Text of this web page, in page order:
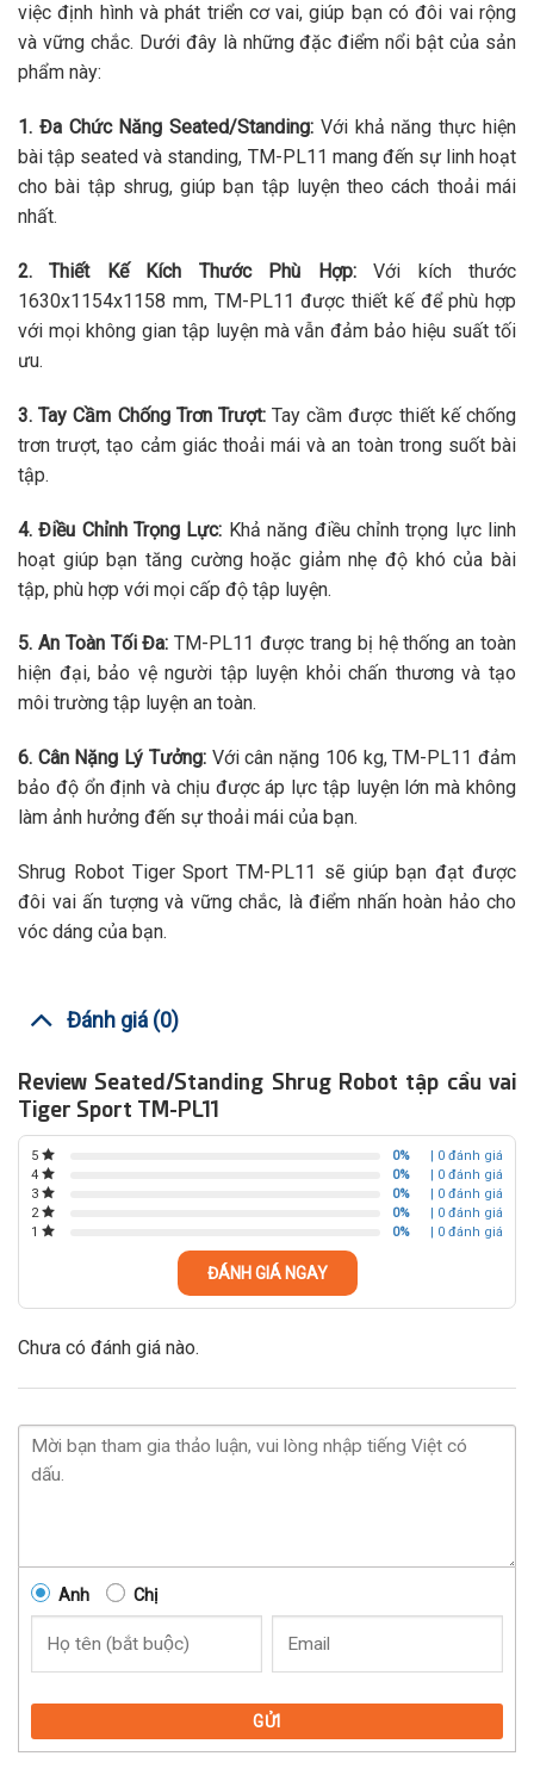
việc định hình và phát triển cơ vai, giúp bạn có đôi vai rộng
và vững chắc. Dưới đây là những đặc điểm nổi bật của sản
phẩm này:
1. Đa Chức Năng Seated/Standing: Với khả năng thực hiện
bài tập seated và standing, TM-PL11 mang đến sự linh hoạt
cho bài tập shrug, giúp bạn tập luyện theo cách thoải mái
nhất.
2. Thiết Kế Kích Thước Phù Hợp:Với kích thước
1630x1154x1158 mm, TM-PL11 được thiết kế để phù hợp
với mọi không gian tập luyện mà vẫn đảm bảo hiệu suất tối
ưu.
3. Tay Cầm Chống Trơn Trượt:Tay cầm được thiết kế chống
trơn trượt, tạo cảm giác thoải mái và an toàn trong suốt bài
tập.
4. Điều Chỉnh Trọng Lực: Khả năng điều chỉnh trọng lực linh
hoạt giúp bạn tăng cường hoặc giảm nhẹ độ khó của bài
tập, phù hợp với mọi cấp độ tập luyện.
5. An Toàn Tối Đa: TM-PL11 được trang bị hệ thống an toàn
hiện đại, bảo vệ người tập luyện khỏi chấn thương và tạo
môi trường tập luyện an toàn.
6. Cân Nặng Lý Tưởng:Với cân nặng 106 kg, TM-PL11 đảm
bảo độ ổn định và chịu được áp lực tập luyện lớn mà không
làm ảnh hưởng đến sự thoải mái của bạn.
Shrug Robot Tiger Sport TM-PL11 sẽ giúp bạn đạt được
đôi vai ấn tượng và vững chắc, là điểm nhấn hoàn hảo cho
vóc dáng của bạn.
Đánh giá (0)
Review Seated/Standing Shrug Robot tập cầu vai
Tiger Sport TM-PL11
5 0%
| 0 đánh giá
4
0%
| 0 đánh giá
3
0%
| 0 đánh giá
2
0%
| 0 đánh giá
1
0% | 0 đánh giá
ĐÁNH GIÁ NGAY
Chưa có đánh giá nào.
Anh Chị
GỬI